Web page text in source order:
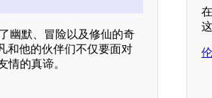
幽默、冒险以及修仙的奇
和他的伙伴们不仅要面对
情的真谛。